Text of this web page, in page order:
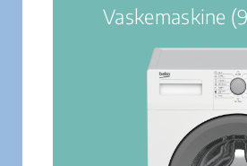
Vaskemaskine